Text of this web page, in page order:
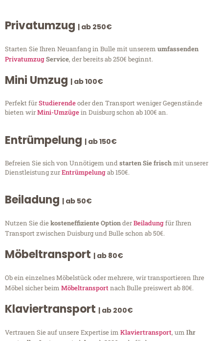
Privatumzug | ab 250€
Starten Sie Ihren Neuanfang in Bulle mit unserem umfassenden
PrivatumzugService, der bereits ab 250€ beginnt.
Mini Umzug | ab 100€
Perfekt fürStudierendeoder den Transport weniger Gegenstände
bieten wirMini-Umzügein Duisburg schon ab 100€ an.
Entrümpelung | ab 150€
Befreien Sie sich von Unnötigem undstarten Sie frischmit unserer
Dienstleistung zurEntrümpelungab 150€.
Beiladung | ab 50€
Nutzen Sie diekosteneffiziente OptionderBeiladungfür Ihren
Transport zwischen Duisburg und Bulle schon ab 50€.
Möbeltransport | ab 80€
Ob ein einzelnes Möbelstück oder mehrere, wir transportieren Ihre
Möbel sicher beim Möbeltransportnach Bulle preiswert ab 80€.
Klaviertransport | ab 200€
Vertrauen Sie auf unsere Expertise im Klaviertransport, um Ihr